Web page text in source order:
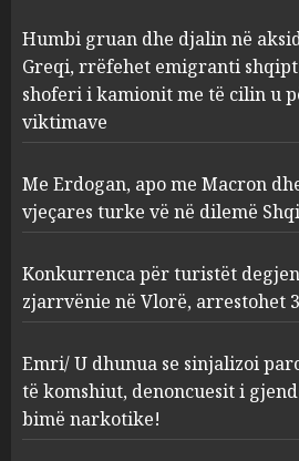
2
dhe BE?
turke vë në
AUGUST 7, 2026
3
degjeneron
Vlorë,
(VIDEO)
AUGUST 7, 2026
Emri/ U
parcelat
komshiut,
gjenden
Humbi gruan dhe djalin në
Greqi, rrëfehet emigranti
shoferi i kamionit me të cilin u
viktimave
Me Erdogan, apo me Macron
vjeçares turke vë në dilemë
Konkurrenca për turistët
zjarrvënie në Vlorë, arrestohet
Emri/ U dhunua se sinjalizoi
të komshiut, denoncuesit i
bimë narkotike!